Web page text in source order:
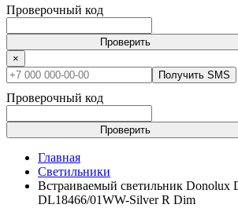
Проверочный код
Проверить
×
Получить SMS
Проверочный код
Проверить
Главная
Светильники
Встраиваемый светильник Donolux
DL18466/01WW-Silver R Dim